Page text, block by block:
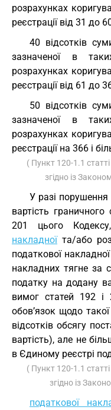
розрахунках
реєстрації від 31 до
40 відсотків
зазначеної в
розрахунках
реєстрації від 61 до
50 відсотків
зазначеної в
розрахунках
реєстрації на 366 і
( Пункт 120-1.1
згідно із
У разі
вартість
201 цього
накладноїта/або
податкової
накладних тягне за
податку на додану
вимог статей 192 і
обов’язок щодо
відсотків обсягу
вартість), але не
в Єдиному реєстрі
( Пункт 120-1.1
згідно із
податкової